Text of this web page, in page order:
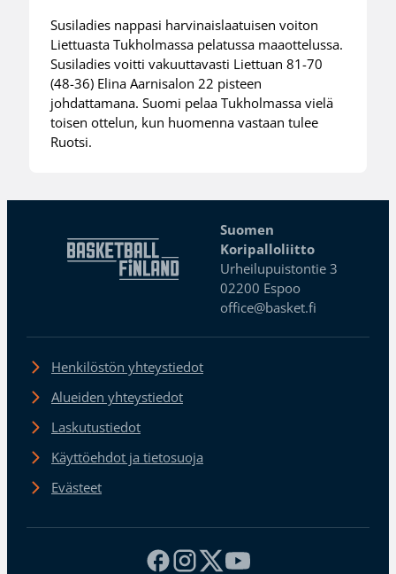
Susiladies nappasi harvinaislaatuisen voiton
Liettuasta Tukholmassa pelatussa maaottelussa.
Susiladies voitti vakuuttavasti Liettuan 81-70
(48-36) Elina Aarnisalon 22 pisteen
johdattamana. Suomi pelaa Tukholmassa vielä
toisen ottelun, kun huomenna vastaan tulee
Ruotsi.
Suomen
Koripalloliitto
Urheilupuistontie 3
02200 Espoo
office@basket.fi
Henkilöstön yhteystiedot
Alueiden yhteystiedot
Laskutustiedot
Käyttöehdot ja tietosuoja
Evästeet